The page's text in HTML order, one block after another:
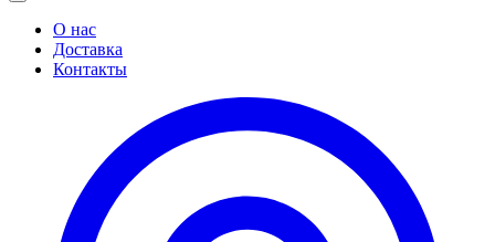
О нас
Доставка
Контакты